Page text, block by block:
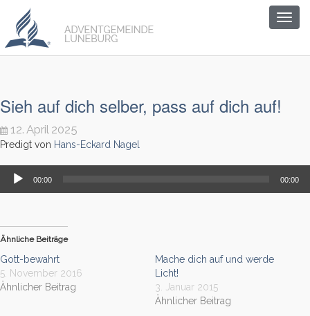
Sieh auf dich selber, pass auf dich auf!
12. April 2025
Predigt von Hans-Eckard Nagel
Audio-
Player
00:00 00:00
Ähnliche Beiträge
Gott-bewahrt
5. November 2016
Ähnlicher Beitrag
Mache dich auf und werde
Licht!
3. Januar 2015
Ähnlicher Beitrag